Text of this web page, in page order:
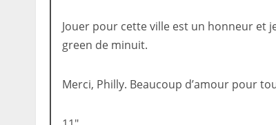
Jouer pour cette ville est un honneur et
green de minuit.
Merci, Philly. Beaucoup d’amour pour